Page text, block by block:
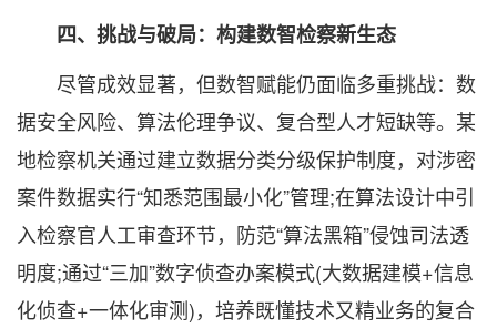
四、挑战与破局：构建数智检察新生态
尽管成效显著，但数智赋能仍面临多重挑战：数
据安全风险、算法伦理争议、复合型人才短缺等。某
地检察机关通过建立数据分类分级保护制度，对涉密
案件数据实行“知悉范围最小化”管理;在算法设计中引
入检察官人工审查环节，防范“算法黑箱”侵蚀司法透
明度;通过“三加”数字侦查办案模式(大数据建模+信息
化侦查+一体化审测)，培养既懂技术又精业务的复合